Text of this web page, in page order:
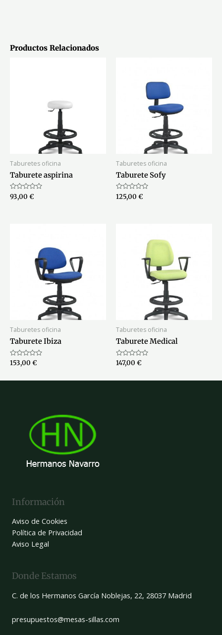
Productos Relacionados
Taburetes oficina
Taburete aspirina
Valorado
con
93,00 €
Taburetes oficina
Taburete Sofy
Valorado
con
125,00 €
Taburetes oficina
Taburete Ibiza
Valorado
con
de
153,00 €
Taburetes oficina
Taburete Medical
Valorado
con
de
147,00 €
Información
Aviso de Cookies
Política de Privacidad
Aviso Legal
Donde Estamos
C. de los Hermanos García Noblejas, 22, 28037 Madrid
presupuestos@mesas-sillas.com